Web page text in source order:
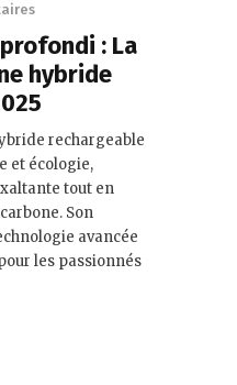
: La
hybride
rechargeable
et écologie,
tout en
Son
avancée
les passionnés